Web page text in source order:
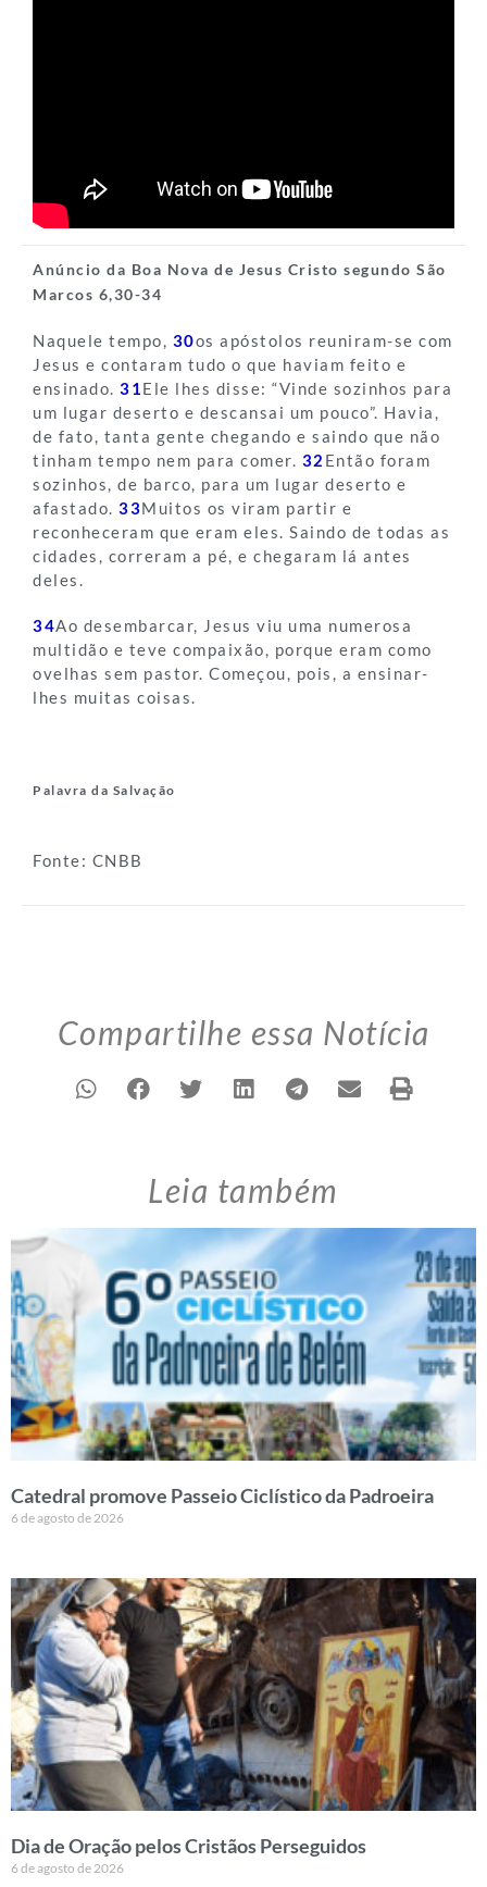
Anúncio da Boa Nova de Jesus Cristo segundo São
Marcos 6,30-34
Naquele tempo, 30os apóstolos reuniram-se com
Jesus e contaram tudo o que haviam feito e
ensinado. 31Ele lhes disse: “Vinde sozinhos para
um lugar deserto e descansai um pouco”. Havia,
de fato, tanta gente chegando e saindo que não
tinham tempo nem para comer. 32 Então foram
sozinhos, de barco, para um lugar deserto e
afastado. 33Muitos os viram partir e
reconheceram que eram eles. Saindo de todas as
cidades, correram a pé, e chegaram lá antes
deles.
34Ao desembarcar, Jesus viu uma numerosa
multidão e teve compaixão, porque eram como
ovelhas sem pastor. Começou, pois, a ensinar-
lhes muitas coisas.
Palavra da Salvação
Fonte: CNBB
Compartilhe essa Notícia
Leia também
Catedral promove Passeio Ciclístico da Padroeira
6 de agosto de 2026
Dia de Oração pelos Cristãos Perseguidos
6 de agosto de 2026